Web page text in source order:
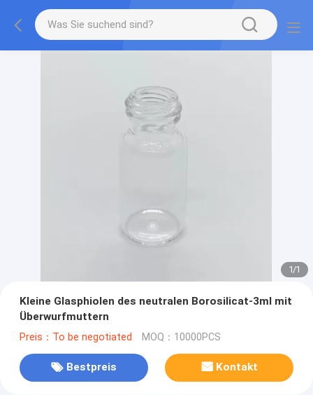
1/1
Kleine Glasphiolen des neutralen Borosilicat-3ml mit
Überwurfmuttern
Preis：To be negotiated MOQ：10000PCS
Bestpreis Kontakt